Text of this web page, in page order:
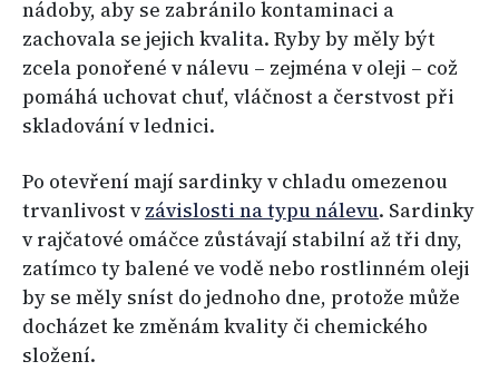
nádoby, aby se zabránilo kontaminaci a
zachovala se jejich kvalita. Ryby by měly být
zcela ponořené v nálevu – zejména v oleji – což
pomáhá uchovat chuť, vláčnost a čerstvost při
skladování v lednici.
Po otevření mají sardinky v chladu omezenou
trvanlivost vzávislosti na typu nálevu. Sardinky
v rajčatové omáčce zůstávají stabilní až tři dny,
zatímco ty balené ve vodě nebo rostlinném oleji
by se měly sníst do jednoho dne, protože může
docházet ke změnám kvality či chemického
složení.